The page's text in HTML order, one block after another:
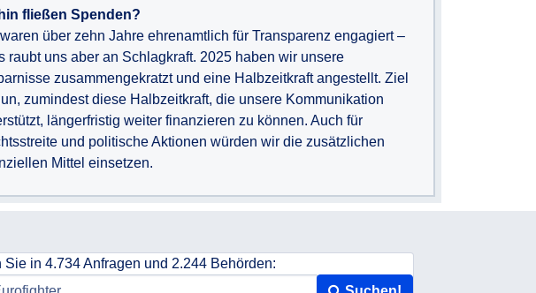
fließen Spenden?
über zehn Jahre ehrenamtlich für Transparenz engagiert –
raubt uns aber an Schlagkraft. 2025 haben wir unsere
zusammengekratzt und eine Halbzeitkraft angestellt. Ziel
zumindest diese Halbzeitkraft, die unsere Kommunikation
längerfristig weiter finanzieren zu können. Auch für
und politische Aktionen würden wir die zusätzlichen
Mittel einsetzen.
Sie in 4.734 Anfragen und 2.244 Behörden: